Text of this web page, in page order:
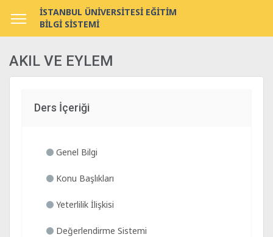
İSTANBUL ÜNİVERSİTESİ EĞİTİM
BİLGİ SİSTEMİ
AKIL VE EYLEM
Ders İçeriği
Genel Bilgi
Konu Başlıkları
Yeterlilik İlişkisi
Değerlendirme Sistemi